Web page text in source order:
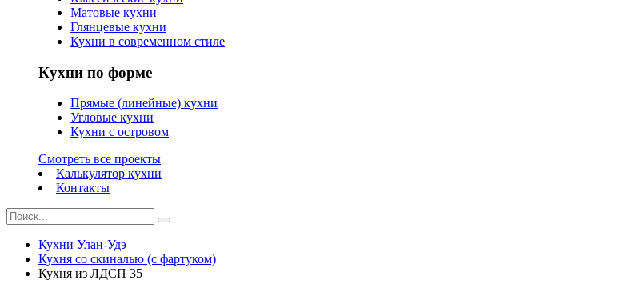
Матовые кухни
Глянцевые кухни
Кухни в современном стиле
Кухни по форме
Прямые (линейные) кухни
Угловые кухни
Кухни с островом
Смотреть все проекты
Калькулятор кухни
Контакты
Кухни Улан-Удэ
Кухня со скиналью (с фартуком)
Кухня из ЛДСП 35